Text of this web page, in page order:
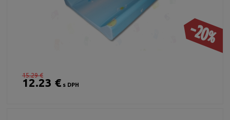
-20%
15.29 €
12.23 €s DPH